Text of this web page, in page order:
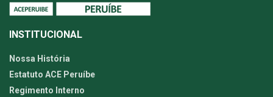
INSTITUCIONAL
Nossa História
Estatuto ACE Peruíbe
Regimento Interno